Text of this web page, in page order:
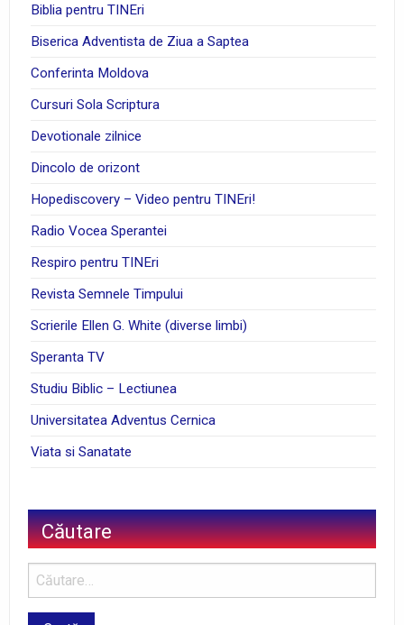
Biblia pentru TINEri
Biserica Adventista de Ziua a Saptea
Conferinta Moldova
Cursuri Sola Scriptura
Devotionale zilnice
Dincolo de orizont
Hopediscovery – Video pentru TINEri!
Radio Vocea Sperantei
Respiro pentru TINEri
Revista Semnele Timpului
Scrierile Ellen G. White (diverse limbi)
Speranta TV
Studiu Biblic – Lectiunea
Universitatea Adventus Cernica
Viata si Sanatate
Căutare